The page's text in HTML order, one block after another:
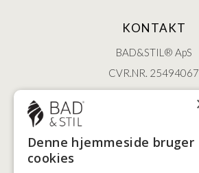
KONTAKT
BAD&STIL® ApS
CVR.NR. 25494067
ØSTERBROGADE
2100 KØBENHAVN •
+45 3920 5084
Denne hjemmeside bruger
cookies